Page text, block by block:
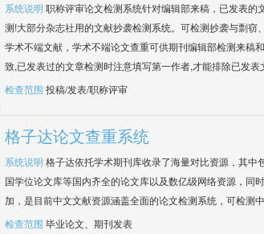
系统说明 职称评审论文检测系统针对编辑部来稿，已发表的
测!大部分杂志社用的文献抄袭检测系统。可检测抄袭与剽窃
学术不端文献，学术不端论文查重可供期刊编辑部检测来稿
致,已发表过的文章检测时注意填写第一作者,才能排除已发表
检查范围 投稿/发表/职称评审
格子达论文查重系统
系统说明 格子达依托学术期刊库收录了海量对比资源，其中
国学位论文库等国内齐全的论文库以及数亿级网络资源，同
加，是目前中文文献资源涵盖全面的论文检测系统，可检测
检查范围 毕业论文、期刊发表